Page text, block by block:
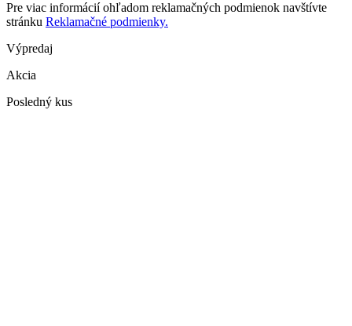
Pre viac informácií ohľadom reklamačných podmienok navštívte
stránku Reklamačné podmienky.
Výpredaj
Akcia
Posledný kus